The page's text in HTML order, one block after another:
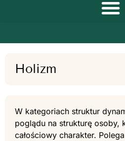
Holizm
W kategoriach struktur
poglądu na strukturę osoby,
całościowy charakter.